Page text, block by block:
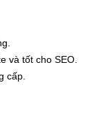
và tốt cho SEO.
cấp.